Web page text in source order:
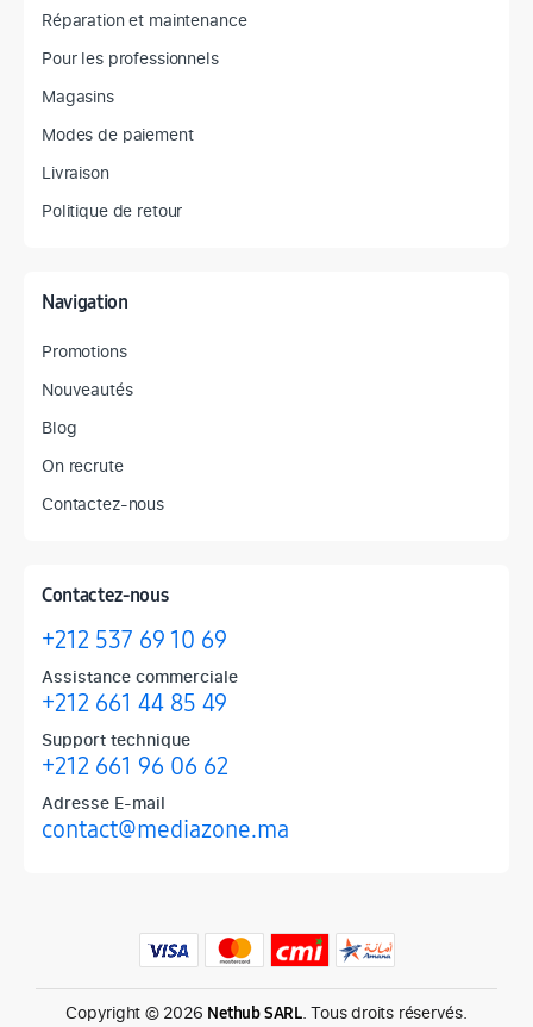
Réparation et maintenance
Pour les professionnels
Magasins
Modes de paiement
Livraison
Politique de retour
Navigation
Promotions
Nouveautés
Blog
On recrute
Contactez-nous
Contactez-nous
+212 537 69 10 69
Assistance commerciale
+212 661 44 85 49
Support technique
+212 661 96 06 62
Adresse E-mail
contact@mediazone.ma
Produits phares chez Mediazone
Retrouvez chez Mediazone les références incontournables :
Copyright © 2026 Nethub SARL. Tous droits réservés.